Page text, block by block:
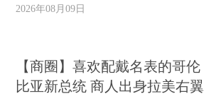
2026年08月09日
【商圈】喜欢配戴名表的哥伦
比亚新总统 商人出身拉美右翼